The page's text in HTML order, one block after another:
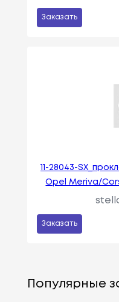
Заказать
11-28043-
Opel Meriva/
Заказать
Популярные